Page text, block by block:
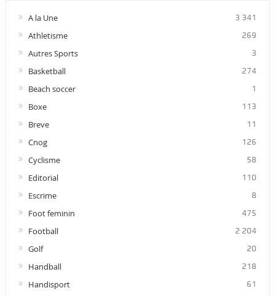
A la Une 3 341
Athletisme 269
Autres Sports 3
Basketball 274
Beach soccer 1
Boxe 113
Breve 11
Cnog 126
Cyclisme 58
Editorial 110
Escrime 8
Foot feminin 475
Football 2 204
Golf 20
Handball 218
Handisport 61